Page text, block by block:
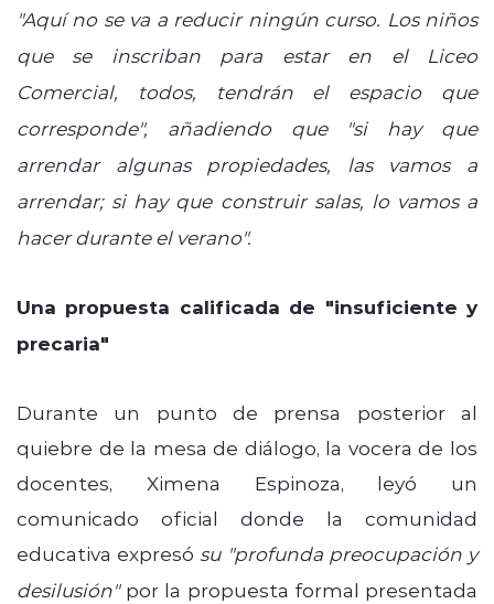
"Aquí no se va a reducir ningún curso. Los niños
que se inscriban para estar en el Liceo
Comercial, todos, tendrán el espacio que
corresponde", añadiendo que "si hay que
arrendar algunas propiedades, las vamos a
arrendar; si hay que construir salas, lo vamos a
hacer durante el verano".
Una propuesta calificada de "insuficiente y
precaria"
Durante un punto de prensa posterior al
quiebre de la mesa de diálogo, la vocera de los
docentes, Ximena Espinoza, leyó un
comunicado oficial donde la comunidad
educativa expresó su "profunda preocupación y
desilusión" por la propuesta formal presentada